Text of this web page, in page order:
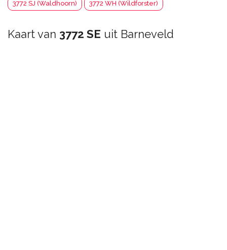
3772 SJ (Waldhoorn) 3772 WH (Wildforster)
Kaart van 3772 SE uit Barneveld